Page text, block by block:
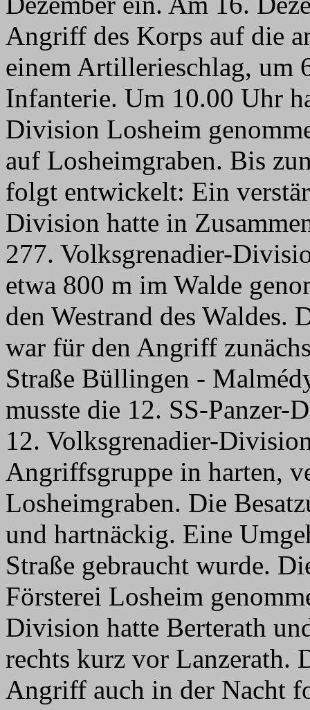
Angriff des Korps auf die
einem Artillerieschlag, um
Infanterie. Um 10.00 Uhr
Division Losheim
auf Losheimgraben. Bis
folgt entwickelt: Ein
Division hatte in
277. Volksgrenadier-
etwa 800 m im Walde
den Westrand des
war für den Angriff
Straße Büllingen -
musste die 12. SS-Panzer-
12. Volksgrenadier-
Angriffsgruppe in harten,
Losheimgraben. Die
und hartnäckig. Eine
Straße gebraucht wurde.
Försterei Losheim
Division hatte Berterath
rechts kurz vor Lanzerath.
Angriff auch in der Nacht